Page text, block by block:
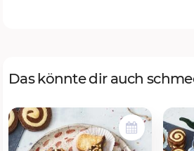
Das könnte dir auch